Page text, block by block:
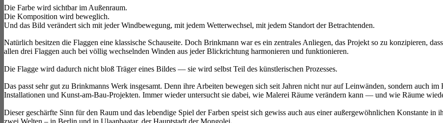
Die Farbe wird sichtbar im Außenraum.
Die Komposition wird beweglich.
Und das Bild verändert sich mit jeder Windbewegung, mit jedem Wetterwechsel, mit jedem Standort der Betrachtenden.
Natürlich besitzen die Flaggen eine klassische Schauseite. Doch Brinkmann war es ein zentrales Anliegen, das Projekt so zu konzipieren,
allen drei Flaggen auch bei völlig wechselnden Winden aus jeder Blickrichtung harmonieren und funktionieren.
Die Flagge wird dadurch nicht bloß Träger eines Bildes — sie wird selbst Teil des künstlerischen Prozesses.
Das passt sehr gut zu Brinkmanns Werk insgesamt. Denn ihre Arbeiten bewegen sich seit Jahren nicht nur auf Leinwänden, sondern auch
Installationen und Kunst-am-Bau-Projekten. Immer wieder untersucht sie dabei, wie Malerei Räume verändern kann — und wie Räume
Dieser geschärfte Sinn für den Raum und das lebendige Spiel der Farben speist sich gewiss auch aus einer außergewöhnlichen Konstante
zwei Welten – in Berlin und in Ulaanbaatar, der Hauptstadt der Mongolei.